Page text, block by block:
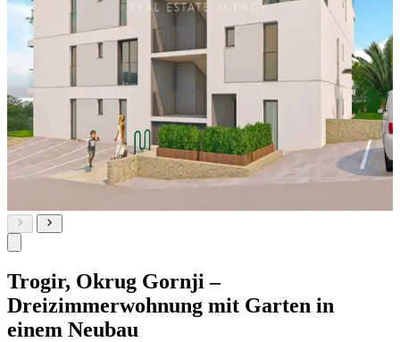
Trogir, Okrug Gornji –
Dreizimmerwohnung mit Garten in
einem Neubau